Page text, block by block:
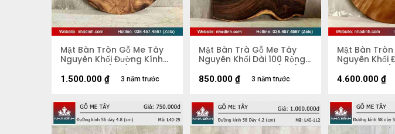
Mặt Bàn Tròn Gỗ Me Tây
Nguyên Khối Đường Kính
74 Dày 3.9 (cm)
3 năm trước
1.500.000 ₫
Mặt Bàn Trà Gỗ Me Tây
Nguyên Khối Dài 100 Rộng
67-44-90 Dày 2,8 (cm)
3 năm trước
850.000 ₫
Mặt Bàn
Nguyên Khối
103 Dày 4,5
4.600.000 ₫